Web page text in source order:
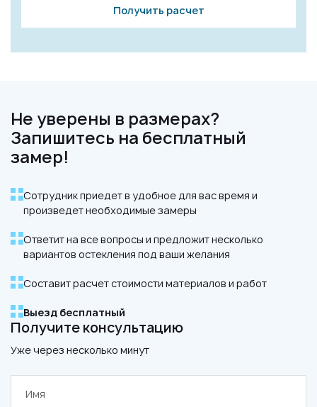
Получить расчет
Не уверены в размерах?
Запишитесь на бесплатный
замер!
Сотрудник приедет в удобное для вас время и
произведет необходимые замеры
Ответит на все вопросы и предложит несколько
вариантов остекления под ваши желания
Составит расчет стоимости материалов и работ
Выезд бесплатный
Получите консультацию
Уже через несколько минут